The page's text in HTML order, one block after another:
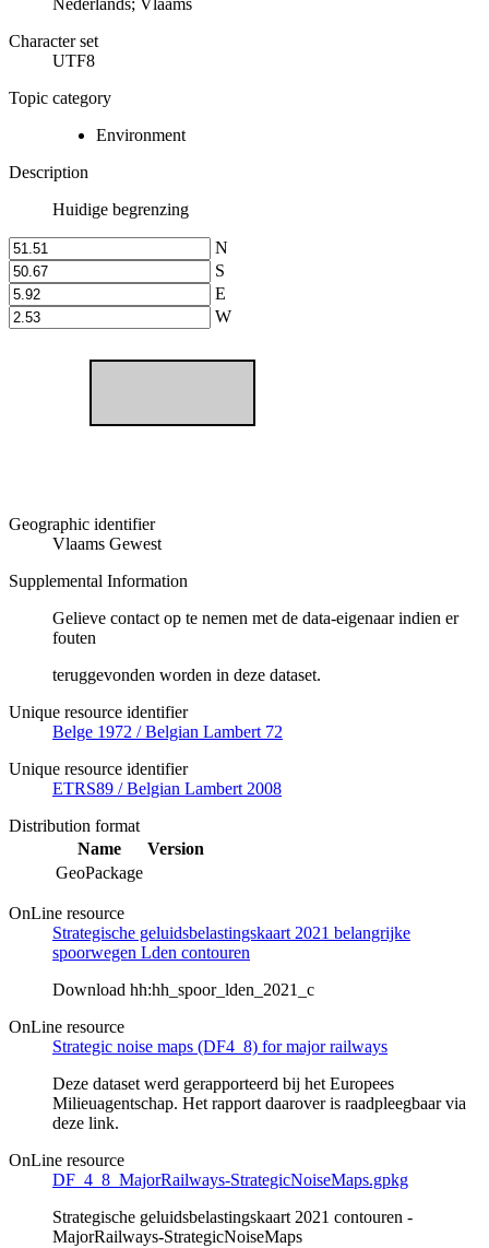
Nederlands; Vlaams
Character set
UTF8
Topic category
Environment
Description
Huidige begrenzing
N
S
E
W
Geographic identifier
Vlaams Gewest
Supplemental Information
Gelieve contact op te nemen met de data-eigenaar indien er
fouten
teruggevonden worden in deze dataset.
Unique resource identifier
Belge 1972 / Belgian Lambert 72
Unique resource identifier
ETRS89 / Belgian Lambert 2008
Distribution format
Name
Version
GeoPackage
OnLine resource
Strategische geluidsbelastingskaart 2021 belangrijke
spoorwegen Lden contouren
Download hh:hh_spoor_lden_2021_c
OnLine resource
Strategic noise maps (DF4_8) for major railways
Deze dataset werd gerapporteerd bij het Europees
Milieuagentschap. Het rapport daarover is raadpleegbaar via
deze link.
OnLine resource
DF_4_8_MajorRailways-StrategicNoiseMaps.gpkg
Strategische geluidsbelastingskaart 2021 contouren -
MajorRailways-StrategicNoiseMaps